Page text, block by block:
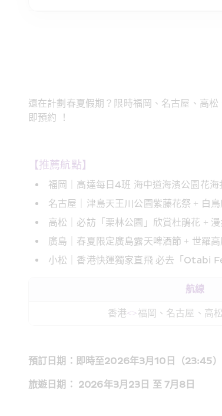
還在計劃春夏假期？限時福岡、名古屋、高
即預約 ！
【推薦航點】
福岡｜高達每日4班 海中道海濱公園花海
名古屋｜津島天王川公園紫藤花祭 + 白
高松｜必訪「栗林公園」欣賞杜鵑花 +
廣島｜春夏限定廣島露天啤酒節 + 世羅
小松｜香港快運獨家直飛 必去「Otabi
航線
香港<>福岡、名古屋、高
預訂日期：即時至2026年3月10日（23:45）
旅遊日期： 2026年3月23日 至 7月8日